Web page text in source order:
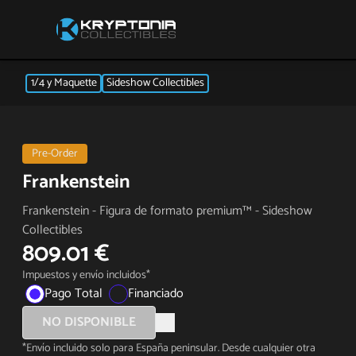
1/4 y Maquette Sideshow Collectibles
Pre-Order
Frankenstein
Frankenstein - Figura de formato premium™ - Sideshow
Collectibles
809.01 €
Impuestos y envío incluidos*
Pago Total
Financiado
NO DISPONIBLE
*Envío incluido solo para España peninsular. Desde cualquier otra